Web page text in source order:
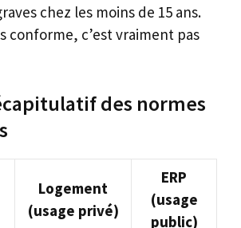
chez les moins de 15 ans.
conforme, c’est vraiment pas
des normes
Logement
(usage privé)
ERP
(usage
public)